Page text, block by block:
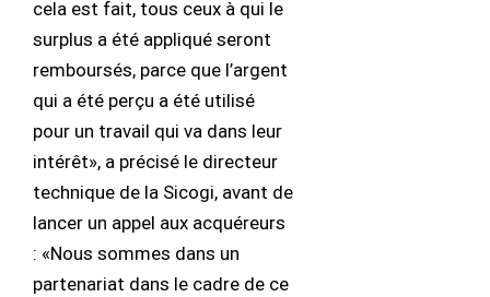
cela est fait, tous ceux à qui le
surplus a été appliqué seront
remboursés, parce que l’argent
qui a été perçu a été utilisé
pour un travail qui va dans leur
intérêt», a précisé le directeur
technique de la Sicogi, avant de
lancer un appel aux acquéreurs
: «Nous sommes dans un
partenariat dans le cadre de ce